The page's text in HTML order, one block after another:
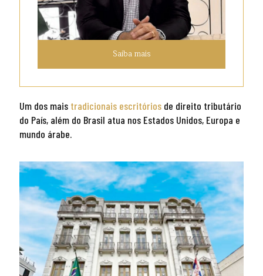
Saiba mais
Um dos mais tradicionais escritórios de direito tributário
do País, além do Brasil atua nos Estados Unidos, Europa e
mundo árabe.